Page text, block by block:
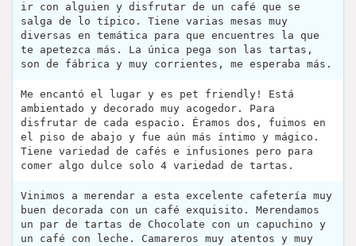
ir con alguien y disfrutar de un café que se
salga de lo típico. Tiene varias mesas muy
diversas en temática para que encuentres la que
te apetezca más. La única pega son las tartas,
son de fábrica y muy corrientes, me esperaba más.
Me encantó el lugar y es pet friendly! Está
ambientado y decorado muy acogedor. Para
disfrutar de cada espacio. Éramos dos, fuimos en
el piso de abajo y fue aún más íntimo y mágico.
Tiene variedad de cafés e infusiones pero para
comer algo dulce solo 4 variedad de tartas.
Vinimos a merendar a esta excelente cafetería muy
buen decorada con un café exquisito. Merendamos
un par de tartas de Chocolate con un capuchino y
un café con leche. Camareros muy atentos y muy